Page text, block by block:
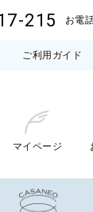
215 お電
ご利用ガイド
マイページ